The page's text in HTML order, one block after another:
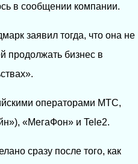
в сообщении компании.
заявил тогда, что она не
продолжать бизнес в
операторами МТС,
«МегаФон» и Tele2.
сразу после того, как